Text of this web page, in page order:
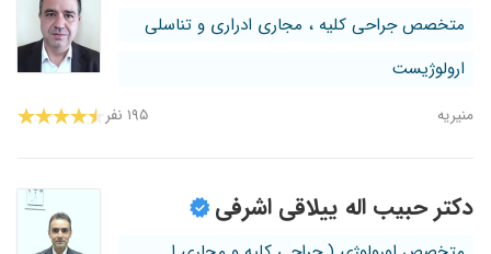
متخصص جراحی کلیه ، مجاری ادراری و تناسلی
ارولوژیست
منیریه ۱۹۵ نفر
دکتر حبیب اله ییلاقی اشرفی